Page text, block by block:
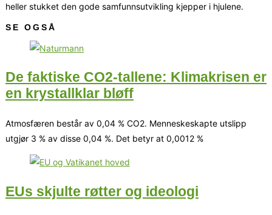
heller stukket den gode samfunnsutvikling kjepper i hjulene.
SE OGSÅ
De faktiske CO2-tallene: Klimakrisen er
en krystallklar bløff
Atmosfæren består av 0,04 % CO2. Menneskeskapte utslipp
utgjør 3 % av disse 0,04 %. Det betyr at 0,0012 %
EUs skjulte røtter og ideologi